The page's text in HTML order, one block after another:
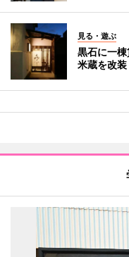
見る・遊ぶ
黒石に一
米蔵を改装